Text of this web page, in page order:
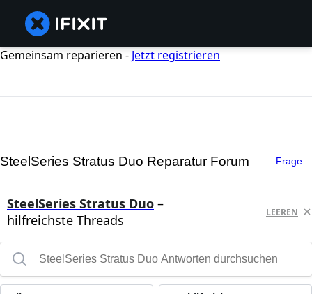
Gemeinsam reparieren - Jetzt registrieren
SteelSeries Stratus Duo Reparatur Forum Frage
SteelSeries Stratus Duo –
hilfreichste Threads
LEEREN